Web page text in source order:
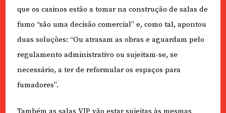
que os casinos estão a tomar na construção de salas de
fumo “são uma decisão comercial” e, como tal, apontou
duas soluções: “Ou atrasam as obras e aguardam pelo
regulamento administrativo ou sujeitam-se, se
necessário, a ter de reformular os espaços para
fumadores”.